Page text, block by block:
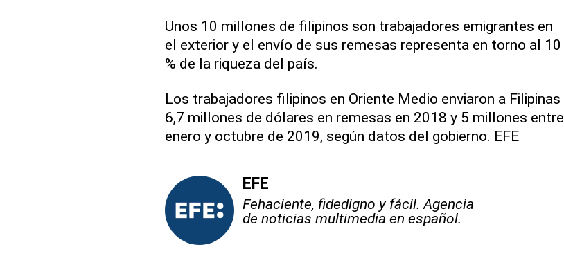
Unos 10 millones de filipinos son trabajadores emigrantes en
el exterior y el envío de sus remesas representa en torno al 10
% de la riqueza del país.
Los trabajadores filipinos en Oriente Medio enviaron a Filipinas
6,7 millones de dólares en remesas en 2018 y 5 millones entre
enero y octubre de 2019, según datos del gobierno. EFE
EFE
Fehaciente, fidedigno y fácil. Agencia
de noticias multimedia en español.